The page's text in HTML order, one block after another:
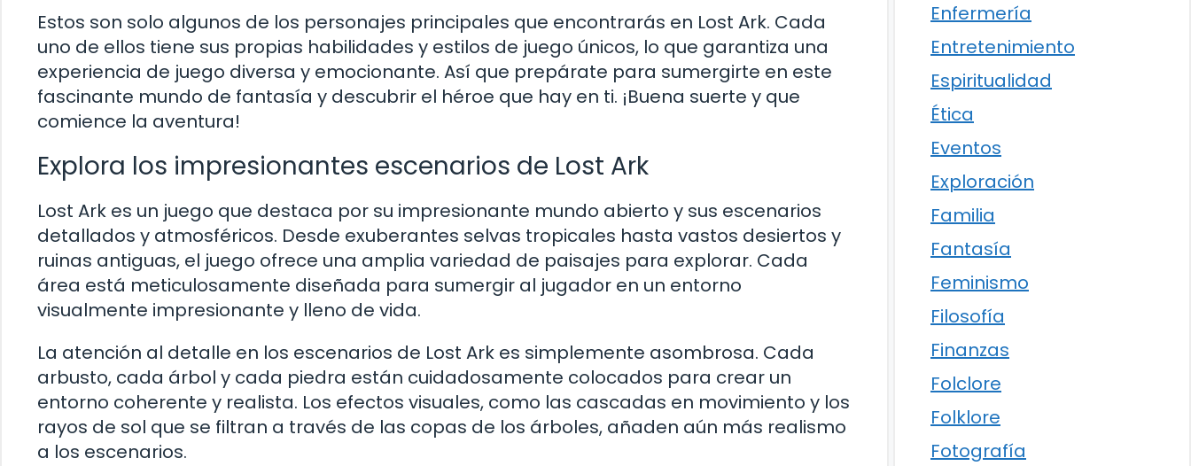
Estos son solo algunos de los personajes principales que encontrarás en Lost Ark. Cada
uno de ellos tiene sus propias habilidades y estilos de juego únicos, lo que garantiza una
experiencia de juego diversa y emocionante. Así que prepárate para sumergirte en este
fascinante mundo de fantasía y descubrir el héroe que hay en ti. ¡Buena suerte y que
comience la aventura!
Explora los impresionantes escenarios de Lost Ark
Lost Ark es un juego que destaca por su impresionante mundo abierto y sus escenarios
detallados y atmosféricos. Desde exuberantes selvas tropicales hasta vastos desiertos y
ruinas antiguas, el juego ofrece una amplia variedad de paisajes para explorar. Cada
área está meticulosamente diseñada para sumergir al jugador en un entorno
visualmente impresionante y lleno de vida.
La atención al detalle en los escenarios de Lost Ark es simplemente asombrosa. Cada
arbusto, cada árbol y cada piedra están cuidadosamente colocados para crear un
entorno coherente y realista. Los efectos visuales, como las cascadas en movimiento y los
rayos de sol que se filtran a través de las copas de los árboles, añaden aún más realismo
a los escenarios.
Enfermería
Entretenimiento
Espiritualidad
Ética
Eventos
Exploración
Familia
Fantasía
Feminismo
Filosofía
Finanzas
Folclore
Folklore
Fotografía